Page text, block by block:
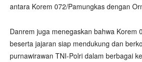
antara Korem 072/Pamungkas dengan
Danrem juga menegaskan bahwa Korem
beserta jajaran siap mendukung dan
purnawirawan TNI-Polri dalam berbagai